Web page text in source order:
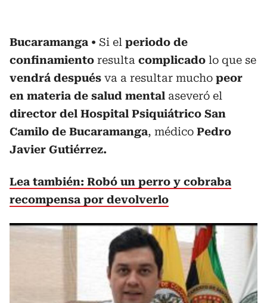
Bucaramanga Si el periodo de
confinamiento resulta complicado lo que se
vendrá después va a resultar mucho peor
en materia de salud mental aseveró el
director del Hospital Psiquiátrico San
Camilo de Bucaramanga, médico Pedro
Javier Gutiérrez.
Lea también: Robó un perro y cobraba
recompensa por devolverlo